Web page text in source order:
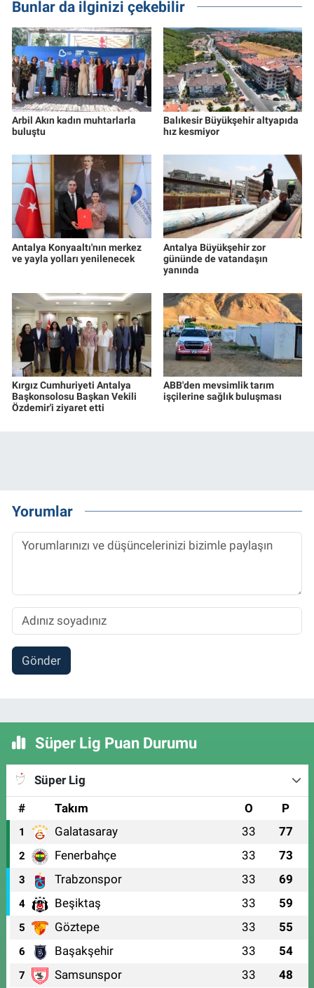
Bunlar da ilginizi çekebilir
Arbil Akın kadın muhtarlarla
buluştu
Balıkesir Büyükşehir altyapıda
hız kesmiyor
Antalya Konyaaltı'nın merkez
ve yayla yolları yenilenecek
Antalya Büyükşehir zor
gününde de vatandaşın
yanında
Kırgız Cumhuriyeti Antalya
Başkonsolosu Başkan Vekili
Özdemir'i ziyaret etti
ABB'den mevsimlik tarım
işçilerine sağlık buluşması
Yorumlar
Gönder
Süper Lig Puan Durumu
Süper Lig
#
Takım O P
1 Galatasaray 33 77
2 Fenerbahçe 33 73
3 Trabzonspor 33 69
4 Beşiktaş 33 59
5 Göztepe 33 55
6 Başakşehir 33 54
7 Samsunspor 33 48